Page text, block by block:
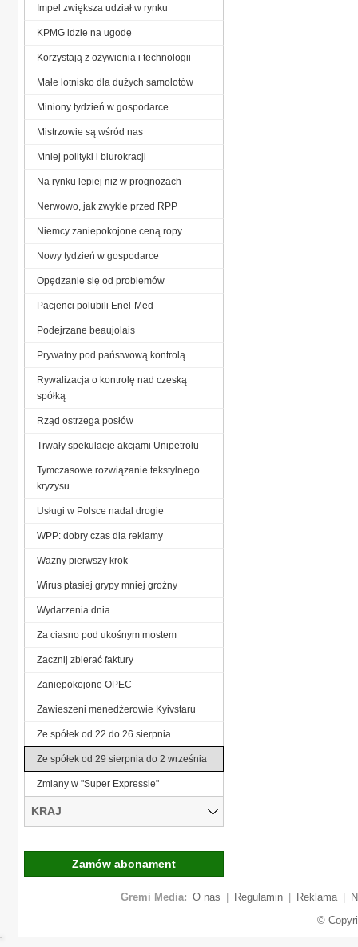
Impel zwiększa udział w rynku
KPMG idzie na ugodę
Korzystają z ożywienia i technologii
Małe lotnisko dla dużych samolotów
Miniony tydzień w gospodarce
Mistrzowie są wśród nas
Mniej polityki i biurokracji
Na rynku lepiej niż w prognozach
Nerwowo, jak zwykle przed RPP
Niemcy zaniepokojone ceną ropy
Nowy tydzień w gospodarce
Opędzanie się od problemów
Pacjenci polubili Enel-Med
Podejrzane beaujolais
Prywatny pod państwową kontrolą
Rywalizacja o kontrolę nad czeską
spółką
Rząd ostrzega posłów
Trwały spekulacje akcjami Unipetrolu
Tymczasowe rozwiązanie tekstylnego
kryzysu
Usługi w Polsce nadal drogie
WPP: dobry czas dla reklamy
Ważny pierwszy krok
Wirus ptasiej grypy mniej groźny
Wydarzenia dnia
Za ciasno pod ukośnym mostem
Zacznij zbierać faktury
Zaniepokojone OPEC
Zawieszeni menedżerowie Kyivstaru
Ze spółek od 22 do 26 sierpnia
Ze spółek od 29 sierpnia do 2 września
Zmiany w "Super Expressie"
KRAJ
Zamów abonament
Gremi Media: O nas Regulamin Reklama
©